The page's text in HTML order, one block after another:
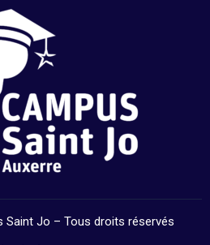
Saint Jo – Tous droits réservés